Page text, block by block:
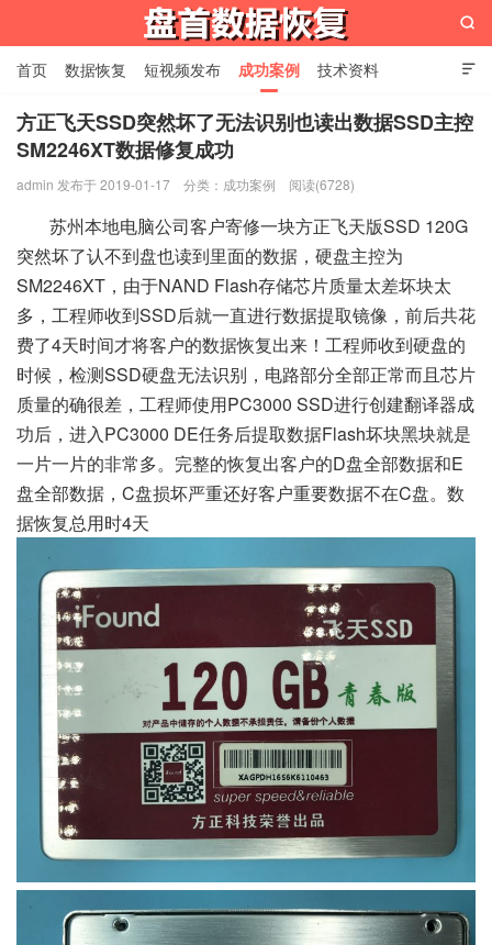
苏州盘首数据恢复

首页 数据恢复 短视频发布 成功案例 技术资料
关于我们 设备展示 常见问题

方正飞天SSD突然坏了无法识别也读出数据SSD主控
SM2246XT数据修复成功
admin 发布于 2019-01-17 分类： 成功案例 阅读(6728)
苏州本地电脑公司客户寄修一块方正飞天版SSD 120G
突然坏了认不到盘也读到里面的数据，硬盘主控为
SM2246XT，由于NAND Flash存储芯片质量太差坏块太
多，工程师收到SSD后就一直进行数据提取镜像，前后共花
费了4天时间才将客户的数据恢复出来！工程师收到硬盘的
时候，检测SSD硬盘无法识别，电路部分全部正常而且芯片
质量的确很差，工程师使用PC3000 SSD进行创建翻译器成
功后，进入PC3000 DE任务后提取数据Flash坏块黑块就是
一片一片的非常多。完整的恢复出客户的D盘全部数据和E
盘全部数据，C盘损坏严重还好客户重要数据不在C盘。数
据恢复总用时4天